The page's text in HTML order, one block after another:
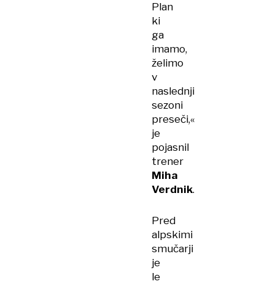
Plan
ki
ga
imamo,
želimo
v
naslednji
sezoni
preseči,«
je
pojasnil
trener
Miha
Verdnik.
Pred
alpskimi
smučarji
je
le